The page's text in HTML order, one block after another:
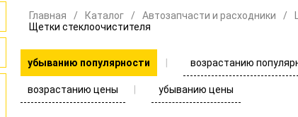
Главная Каталог Автозапчасти и расходники
Щетки стеклоочистителя
убыванию популярности возрастанию
возрастанию цены убыванию цены